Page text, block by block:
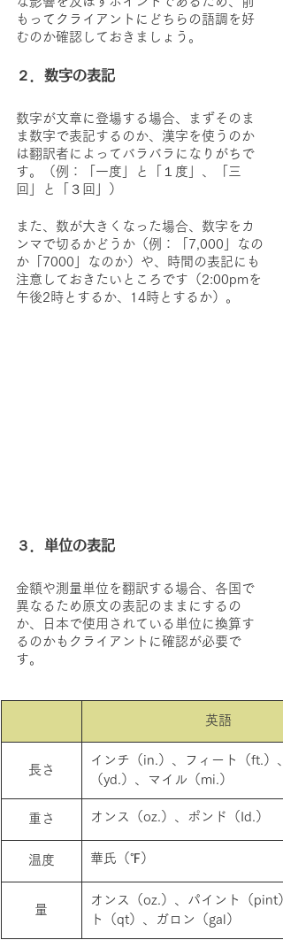
もってクライアントにどちらの語調を好
むのか確認しておきましょう。
２．数字の表記
数字が文章に登場する場合、まずそのま
ま数字で表記するのか、漢字を使うのか
は翻訳者によってバラバラになりがちで
す。（例：「一度」と「１度」、「三
回」と「３回」）
また、数が大きくなった場合、数字をカ
ンマで切るかどうか（例：「7,000」なの
か「7000」なのか）や、時間の表記にも
注意しておきたいところです（2:00pmを
午後2時とするか、14時とするか）。
３．単位の表記
金額や測量単位を翻訳する場合、各国で
異なるため原文の表記のままにするの
か、日本で使用されている単位に換算す
るのかもクライアントに確認が必要で
す。
英語
長さ
インチ（in.）、フィート（ft.）
（yd.）、マイル（mi.）
重さ オンス（oz.）、ポンド（Id.）
温度 華氏（℉）
量
オンス（oz.）、パイント（pint
ト（qt）、ガロン（gal）